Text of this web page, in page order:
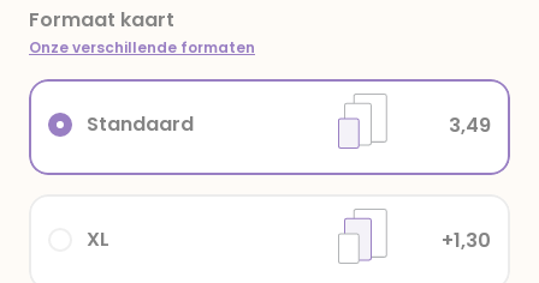
Formaat kaart
Onze verschillende formaten
XL +1,30
Standaard 3,49